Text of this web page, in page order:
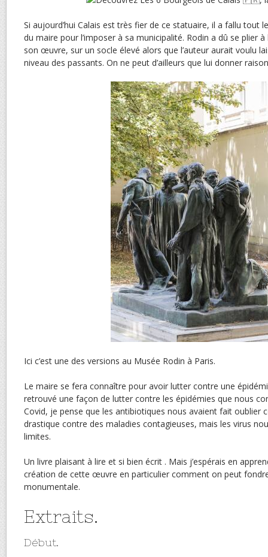
Si aujourd’hui Calais est très fier de ce statuaire, il a fallu tout
du maire pour l’imposer à sa municipalité. Rodin a dû se plier
son œuvre, sur un socle élevé alors que l’auteur aurait voulu
niveau des passants. On ne peut d’ailleurs que lui donner
Ici c’est une des versions au Musée Rodin à Paris.
Le maire se fera connaître pour avoir lutter contre une
retrouvé une façon de lutter contre les épidémies que nous
Covid, je pense que les antibiotiques nous avaient fait oublier
drastique contre des maladies contagieuses, mais les virus
limites.
Un livre plaisant à lire et si bien écrit . Mais j’espérais en
création de cette œuvre en particulier comment on peut
monumentale.
Extraits.
Début.